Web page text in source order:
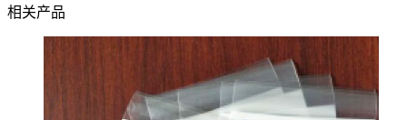
相关产品